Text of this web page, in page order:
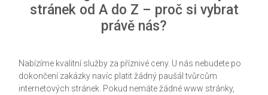
stránek od A do Z – proč si vybrat
právě nás?
Nabízíme kvalitní služby za příznivé ceny. U nás nebudete po
dokončení zakázky navíc platit žádný paušál tvůrcům
internetových stránek. Pokud nemáte žádné www stránky,